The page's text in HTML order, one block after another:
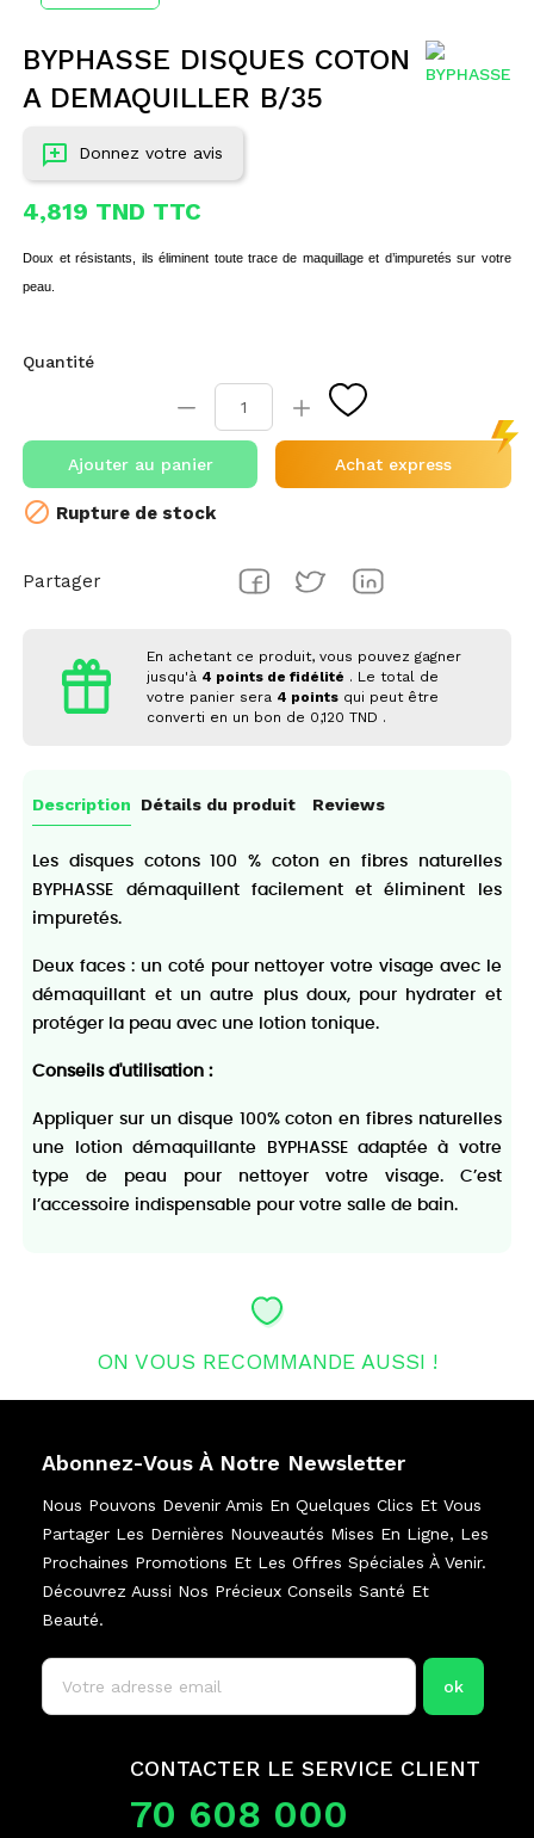
BYPHASSE DISQUES COTON
A DEMAQUILLER B/35
Donnez votre avis
4,819 TND TTC
Doux et résistants, ils éliminent toute trace de maquillage et d’impuretés sur votre
peau.
Quantité
Ajouter au panier Achat express
 Rupture de stock
Partager
En achetant ce produit, vous pouvez gagner
jusqu'à 4 points de fidélité . Le total de
votre panier sera 4 points qui peut être
converti en un bon de 0,120 TND .
Description Détails du produit Reviews
Les disques cotons 100 % coton en fibres naturelles
BYPHASSE démaquillent facilement et éliminent les
impuretés.
Deux faces : un coté pour nettoyer votre visage avec le
démaquillant et un autre plus doux, pour hydrater et
protéger la peau avec une lotion tonique.
Conseils d'utilisation :
Appliquer sur un disque 100% coton en fibres naturelles
une lotion démaquillante BYPHASSE adaptée à votre
type de peau pour nettoyer votre visage. C’est
l’accessoire indispensable pour votre salle de bain.
ON VOUS RECOMMANDE AUSSI !
Abonnez-Vous À Notre Newsletter
Nous Pouvons Devenir Amis En Quelques Clics Et Vous
Partager Les Dernières Nouveautés Mises En Ligne, Les
Prochaines Promotions Et Les Offres Spéciales À Venir.
Découvrez Aussi Nos Précieux Conseils Santé Et
Beauté.
CONTACTER LE SERVICE CLIENT
70 608 000